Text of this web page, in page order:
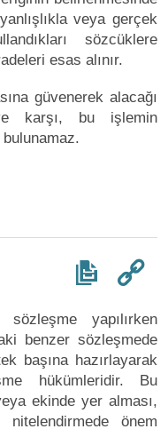
veya gerçek
sözcüklere
esas alınır.
güvenerek alacağı
karşı, bu işlemin
bulunamaz.
yapılırken
benzer sözleşmede
başına hazırlayarak
hükümleridir. Bu
ekinde yer alması,
önem